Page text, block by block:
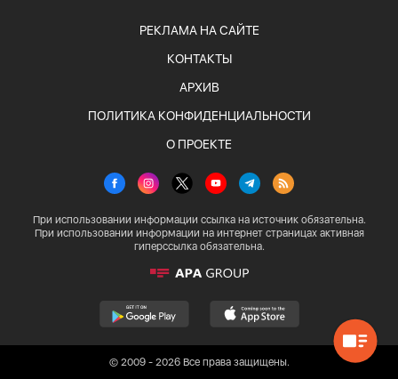
РЕКЛАМА НА САЙТЕ
КОНТАКТЫ
АРХИВ
ПОЛИТИКА КОНФИДЕНЦИАЛЬНОСТИ
О ПРОЕКТЕ
При использовании информации ссылка на источник обязательна.
При использовании информации на интернет страницах активная
гиперссылка обязательна.
© 2009 - 2026 Все права защищены.